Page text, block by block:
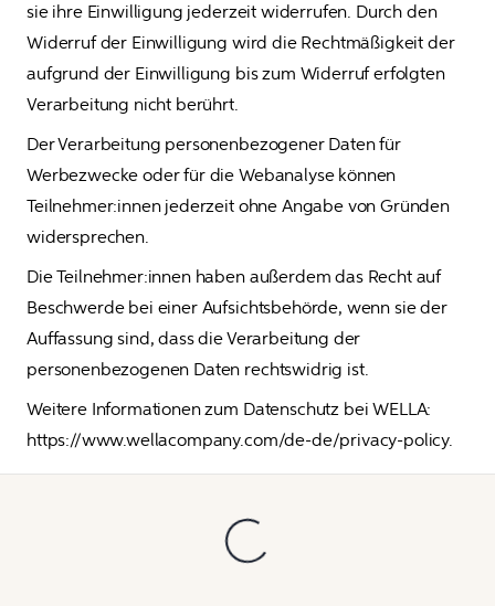
sie ihre Einwilligung jederzeit widerrufen. Durch den
Widerruf der Einwilligung wird die Rechtmäßigkeit der
aufgrund der Einwilligung bis zum Widerruf erfolgten
Verarbeitung nicht berührt.
Der Verarbeitung personenbezogener Daten für
Werbezwecke oder für die Webanalyse können
Teilnehmer:innen jederzeit ohne Angabe von Gründen
widersprechen.
Die Teilnehmer:innen haben außerdem das Recht auf
Beschwerde bei einer Aufsichtsbehörde, wenn sie der
Auffassung sind, dass die Verarbeitung der
personenbezogenen Daten rechtswidrig ist.
Weitere Informationen zum Datenschutz bei WELLA:
https://www.wellacompany.com/de-de/privacy-policy.